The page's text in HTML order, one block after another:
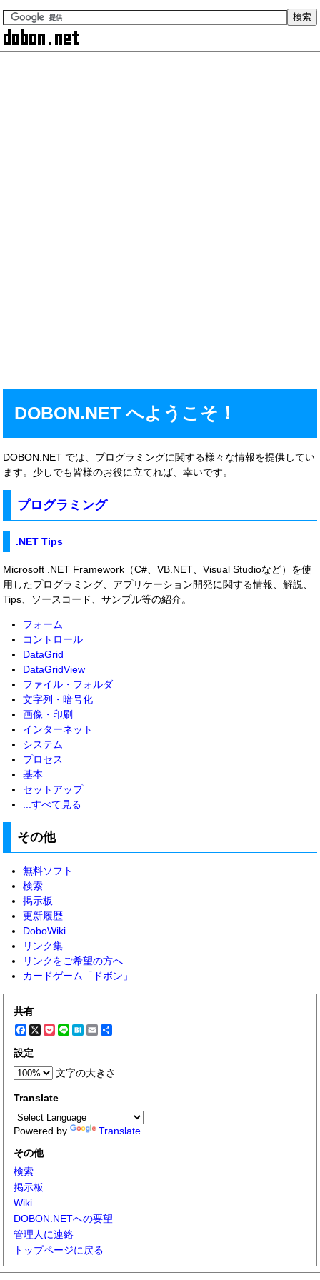
DOBON.NET へようこそ！
DOBON.NET では、プログラミングに関する様々な情報を提供してい
ます。少しでも皆様のお役に立てれば、幸いです。
プログラミング
.NET Tips
Microsoft .NET Framework（C#、VB.NET、Visual Studioなど）を使
用したプログラミング、アプリケーション開発に関する情報、解説、
Tips、ソースコード、サンプル等の紹介。
フォーム
コントロール
DataGrid
DataGridView
ファイル・フォルダ
文字列・暗号化
画像・印刷
インターネット
システム
プロセス
基本
セットアップ
...すべて見る
その他
無料ソフト
検索
掲示板
更新履歴
DoboWiki
リンク集
リンクをご希望の方へ
カードゲーム「ドボン」
共有
Facebook
X PocketLineHatenaEmail
設定
文字の大きさ
Translate
Powered by
Translate
その他
検索
掲示板
Wiki
DOBON.NETへの要望
管理人に連絡
トップページに戻る